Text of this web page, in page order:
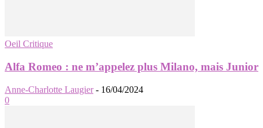
Oeil Critique
Alfa Romeo : ne m’appelez plus Milano, mais Junior
Anne-Charlotte Laugier - 16/04/2024
0